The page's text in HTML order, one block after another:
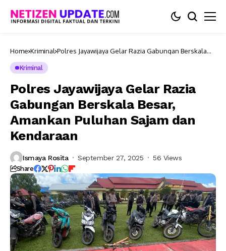
Home Kriminal Polres Jayawijaya Gelar Razia Gabungan Berskala
Kriminal
Polres Jayawijaya Gelar Razia
Gabungan Berskala Besar,
Amankan Puluhan Sajam dan
Kendaraan
Ismaya Rosita September 27, 2025 56 Views
Share